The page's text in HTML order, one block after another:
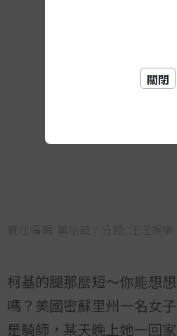
責任編輯: 葉怡箴 / 分類: 汪汪娛樂
柯基的腿那麼短～你能想
嗎？美國密蘇里州一名女
是騎師，某天晚上她一回
關閉